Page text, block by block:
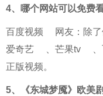
4、 哪个网站可以免费
百度视频 网友：除了
爱奇艺
、 芒果tv 、
正版视频。
5、 《东城梦魇》欧美